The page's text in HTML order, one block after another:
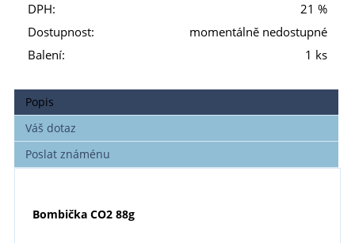
DPH:
21 %
Dostupnost:
momentálně nedostupné
Balení:
1 ks
Popis
Váš dotaz
Poslat známénu
Bombička CO2 88g